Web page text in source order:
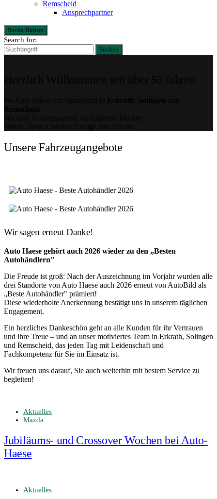
Remscheid
Ansprechpartner
Suche Button
Search for:
Suchen
Unsere Fahrzeugangebote
Wir sagen erneut Danke!
Auto Haese gehört auch 2026 wieder zu den „Besten
Autohändlern"
Die Freude ist groß: Nach der Auszeichnung im Vorjahr wurden alle
drei Standorte von Auto Haese auch 2026 erneut von AutoBild als
„Beste Autohändler" prämiert!
Diese wiederholte Anerkennung bestätigt uns in unserem täglichen
Engagement.
Ein herzliches Dankeschön geht an alle Kunden für ihr Vertrauen
und ihre Treue – und an unser motiviertes Team in Erkrath, Solingen
und Remscheid, das jeden Tag mit Leidenschaft und
Fachkompetenz für Sie im Einsatz ist.
Wir freuen uns darauf, Sie auch weiterhin mit bestem Service zu
begleiten!
Aktuelles
Mazda
Jubiläums- und Crossover Wochen bei Auto-
Haese
Aktuelles